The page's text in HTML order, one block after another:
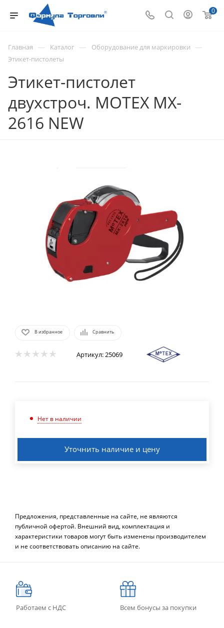
0
Главная — Каталог — Оборудование для маркировки —
Этикет-пистолеты
Этикет-пистолет
двухстроч. MOTEX MX-
2616 NEW
В избранное Сравнить
Артикул:25069
Нет в наличии
Уточнить наличие и цену
Предложения, представленные на сайте, не являются
публичной офертой. Внешний вид, комплектация и
характеристики товаров могут быть изменены производителем
и не соответствовать описанию на сайте.
Работаем с НДС Всем бонусы за покупки